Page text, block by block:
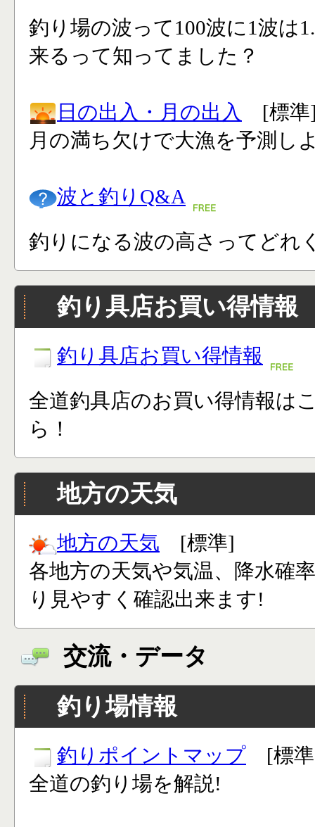
釣り場の波って100波に1波は
来るって知ってました？
日の出入・月の出入
[標準
月の満ち欠けで大漁を予測し
波と釣りQ&A
釣りになる波の高さってどれ
釣り具店お買い得情報
釣り具店お買い得情報
全道釣具店のお買い得情報は
ら！
地方の天気
地方の天気 [標準]
各地方の天気や気温、降水確
り見やすく確認出来ます!
交流・データ
釣り場情報
釣りポイントマップ [標
全道の釣り場を解説!